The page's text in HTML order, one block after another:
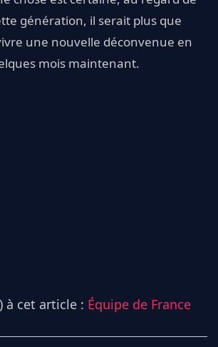
génération, il serait plus que
une nouvelle déconvenue en
mois maintenant.
à cet article : Équipe de France